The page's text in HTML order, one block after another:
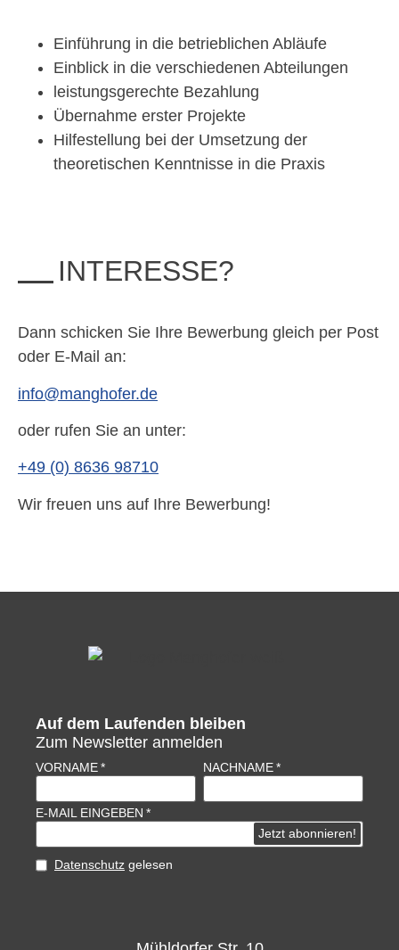
Einführung in die betrieblichen Abläufe
Einblick in die verschiedenen Abteilungen
leistungsgerechte Bezahlung
Übernahme erster Projekte
Hilfestellung bei der Umsetzung der
theoretischen Kenntnisse in die Praxis
INTERESSE?
Dann schicken Sie Ihre Bewerbung gleich per Post
oder E-Mail an:
info@manghofer.de
oder rufen Sie an unter:
+49 (0) 8636 98710
Wir freuen uns auf Ihre Bewerbung!
Auf dem Laufenden bleiben
Zum Newsletter anmelden
VORNAME NACHNAME
E-MAIL EINGEBEN
Datenschutz gelesen